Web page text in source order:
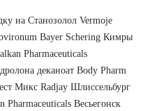
на Станозолол Vermoje
Bayer Schering Кимры
Pharmaceuticals
деканоат Body Pharm
Микс Radjay Шлиссельбург
Весьегонск